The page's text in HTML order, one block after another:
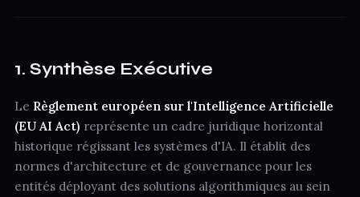
1. Synthèse Exécutive
Le Règlement européen sur l'Intelligence Artificielle
(EU AI Act) représente un cadre juridique horizontal
historique régissant les systèmes d'IA. Il établit des
normes d'architecture et de gouvernance pour les
entités déployant des solutions algorithmiques au sein